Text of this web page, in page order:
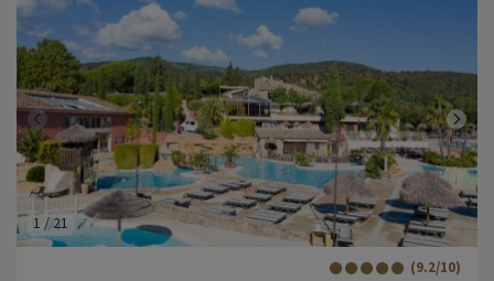
1 /21
(9.2/10)